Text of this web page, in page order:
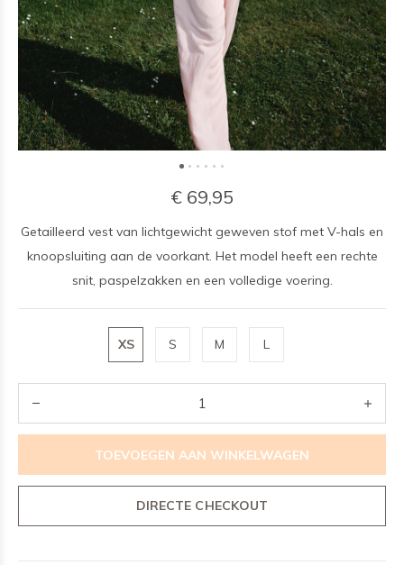
€ 69,95
Getailleerd vest van lichtgewicht geweven stof met V-hals en
knoopsluiting aan de voorkant. Het model heeft een rechte
snit, paspelzakken en een volledige voering.
XS S M L
TOEVOEGEN AAN WINKELWAGEN
DIRECTE CHECKOUT